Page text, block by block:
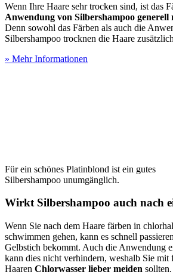
Wenn Ihre Haare sehr trocken sind, ist das
Anwendung von Silbershampoo generell
Denn sowohl das Färben als auch die
Silbershampoo trocknen die Haare
» Mehr Informationen
Für ein schönes Platinblond ist ein gutes
Silbershampoo unumgänglich.
Wirkt Silbershampoo auch nach
Wenn Sie nach dem Haare färben in
schwimmen gehen, kann es schnell
Gelbstich bekommt. Auch die Anwendung
kann dies nicht verhindern, weshalb Sie mit
Haaren Chlorwasser lieber meiden